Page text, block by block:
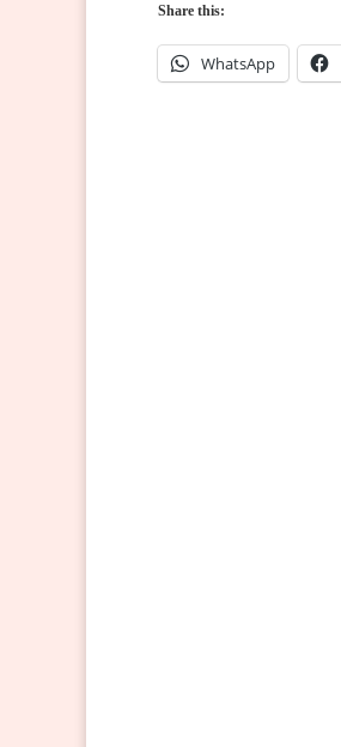
Share this:
WhatsApp